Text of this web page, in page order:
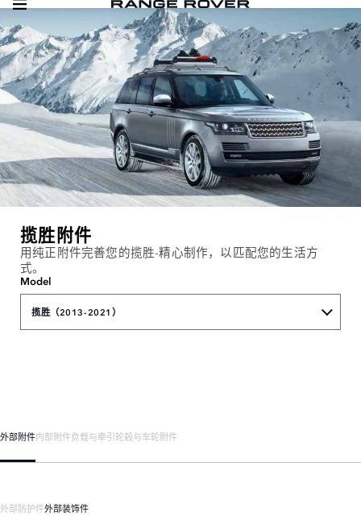
揽胜附件
用纯正附件完善您的揽胜-精心制作，以匹配您的生活方
式。
Model
揽胜（2013-2021）
外部附件内部附件负载与牵引轮毂与车轮附件
外部防护件外部装饰件